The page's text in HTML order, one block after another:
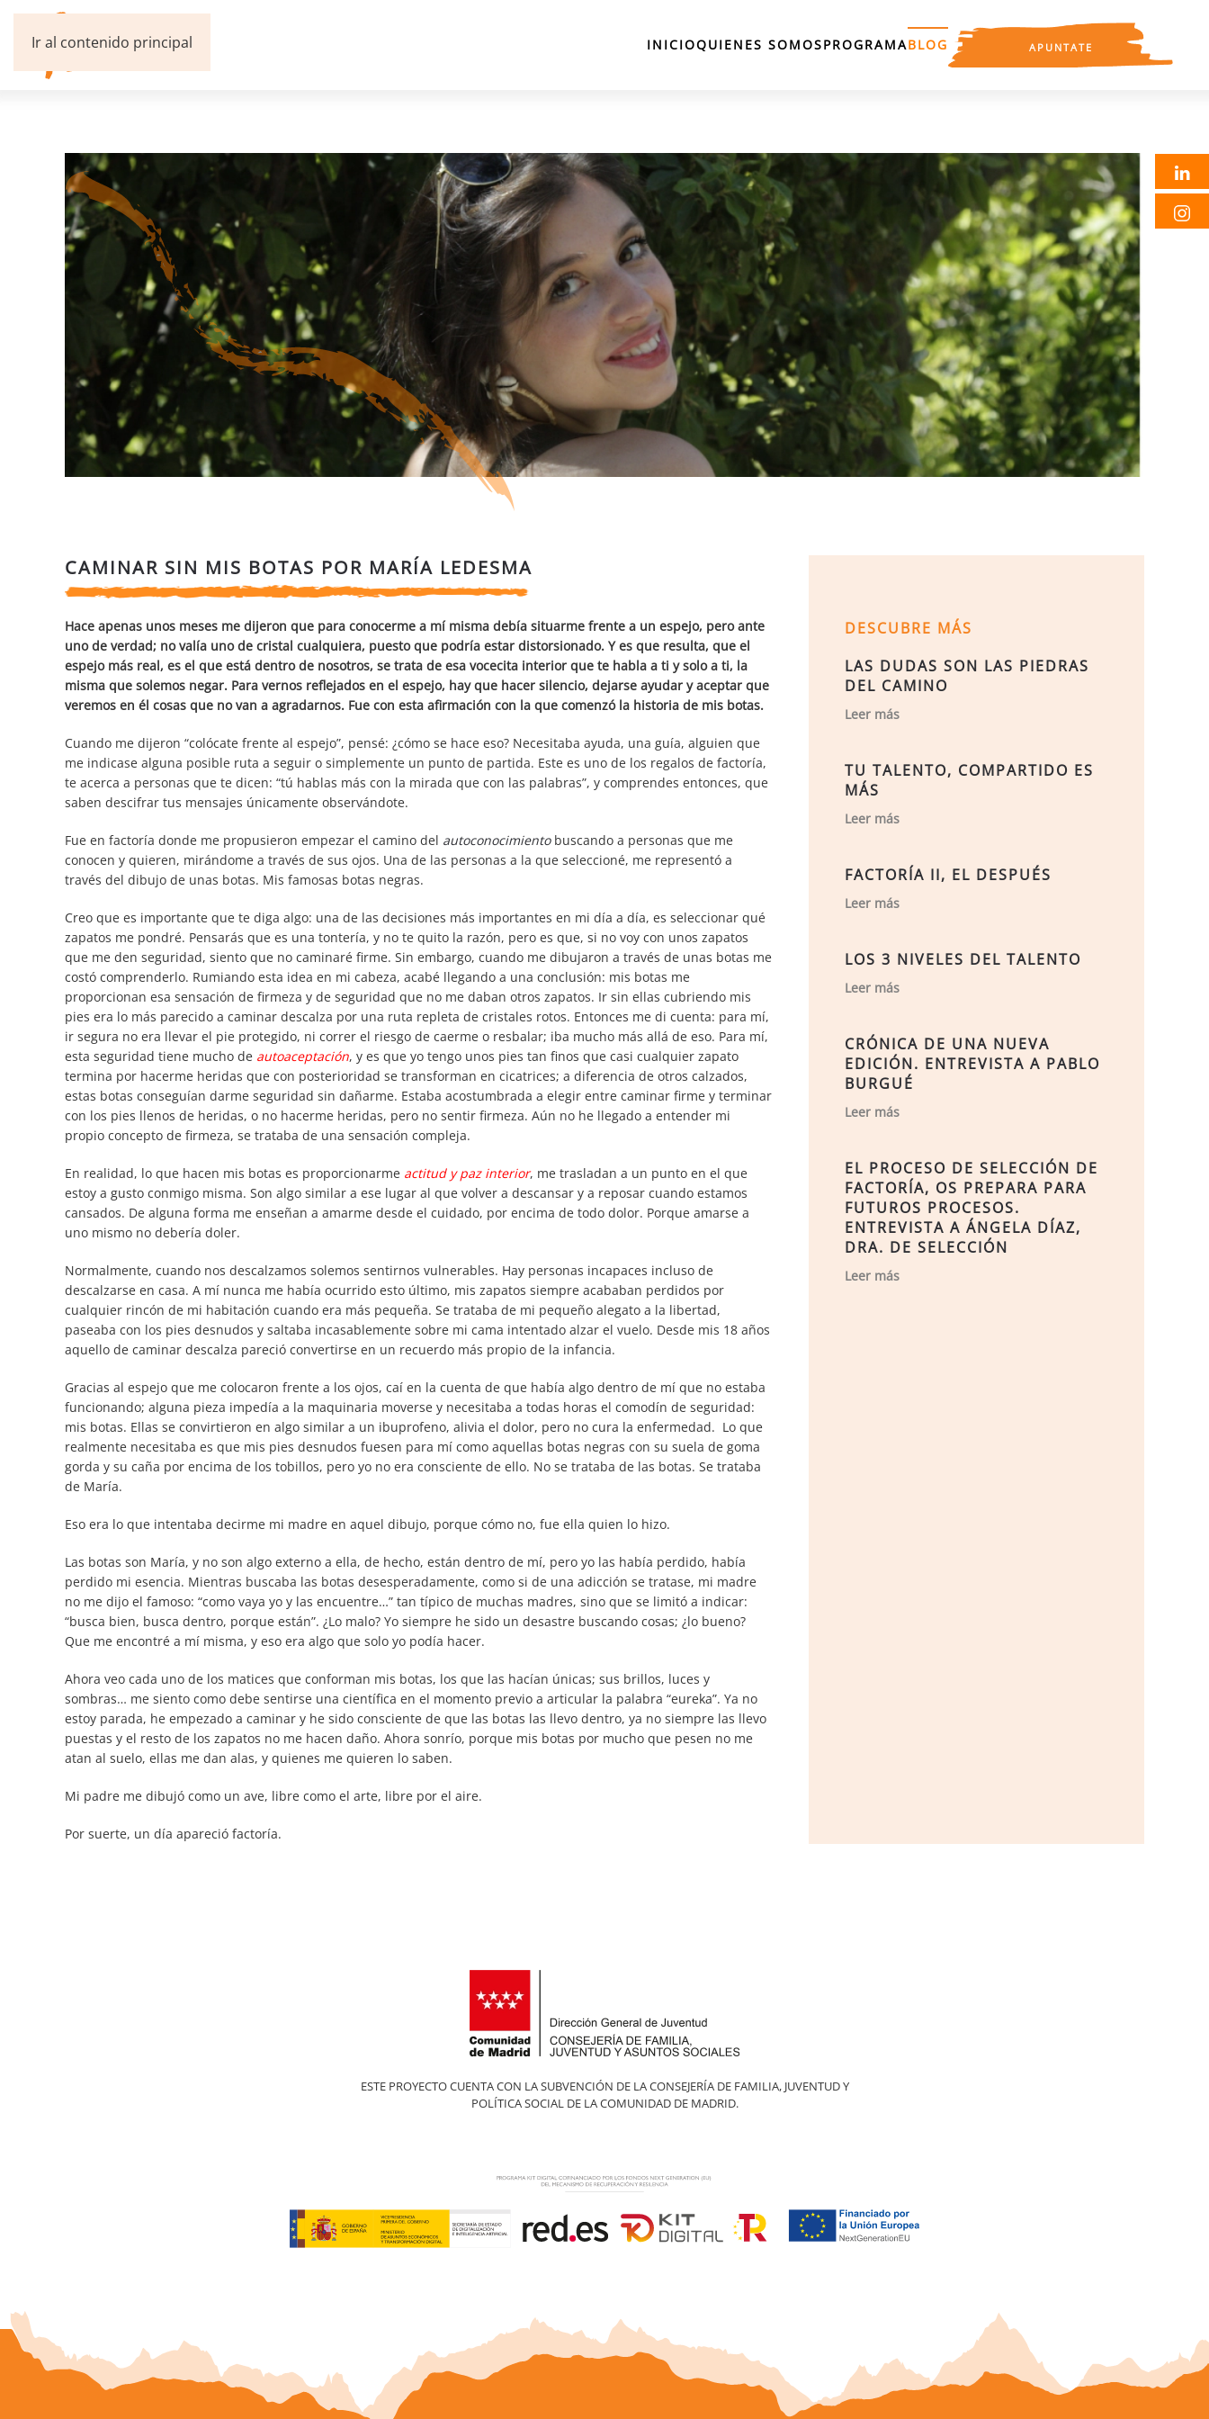
Ir al contenido principal INICIOQUIENES SOMOSPROGRAMABLOG APUNTATE
CAMINAR SIN MIS BOTAS POR MARÍA LEDESMA
Hace apenas unos meses me dijeron que para conocerme a mí misma debía situarme frente a un espejo, pero ante
uno de verdad; no valía uno de cristal cualquiera, puesto que podría estar distorsionado. Y es que resulta, que el
espejo más real, es el que está dentro de nosotros, se trata de esa vocecita interior que te habla a ti y solo a ti, la
misma que solemos negar. Para vernos reflejados en el espejo, hay que hacer silencio, dejarse ayudar y aceptar que
veremos en él cosas que no van a agradarnos. Fue con esta afirmación con la que comenzó la historia de mis botas.
Cuando me dijeron “colócate frente al espejo”, pensé: ¿cómo se hace eso? Necesitaba ayuda, una guía, alguien que
me indicase alguna posible ruta a seguir o simplemente un punto de partida. Este es uno de los regalos de factoría,
te acerca a personas que te dicen: “tú hablas más con la mirada que con las palabras”, y comprendes entonces, que
saben descifrar tus mensajes únicamente observándote.
Fue en factoría donde me propusieron empezar el camino del autoconocimientobuscando a personas que me
conocen y quieren, mirándome a través de sus ojos. Una de las personas a la que seleccioné, me representó a
través del dibujo de unas botas. Mis famosas botas negras.
Creo que es importante que te diga algo: una de las decisiones más importantes en mi día a día, es seleccionar qué
zapatos me pondré. Pensarás que es una tontería, y no te quito la razón, pero es que, si no voy con unos zapatos
que me den seguridad, siento que no caminaré firme. Sin embargo, cuando me dibujaron a través de unas botas me
costó comprenderlo. Rumiando esta idea en mi cabeza, acabé llegando a una conclusión: mis botas me
proporcionan esa sensación de firmeza y de seguridad que no me daban otros zapatos. Ir sin ellas cubriendo mis
pies era lo más parecido a caminar descalza por una ruta repleta de cristales rotos. Entonces me di cuenta: para mí,
ir segura no era llevar el pie protegido, ni correr el riesgo de caerme o resbalar; iba mucho más allá de eso. Para mí,
esta seguridad tiene mucho de autoaceptación, y es que yo tengo unos pies tan finos que casi cualquier zapato
termina por hacerme heridas que con posterioridad se transforman en cicatrices; a diferencia de otros calzados,
estas botas conseguían darme seguridad sin dañarme. Estaba acostumbrada a elegir entre caminar firme y terminar
con los pies llenos de heridas, o no hacerme heridas, pero no sentir firmeza. Aún no he llegado a entender mi
propio concepto de firmeza, se trataba de una sensación compleja.
En realidad, lo que hacen mis botas es proporcionarme actitud y paz interior, me trasladan a un punto en el que
estoy a gusto conmigo misma. Son algo similar a ese lugar al que volver a descansar y a reposar cuando estamos
cansados. De alguna forma me enseñan a amarme desde el cuidado, por encima de todo dolor. Porque amarse a
uno mismo no debería doler.
Normalmente, cuando nos descalzamos solemos sentirnos vulnerables. Hay personas incapaces incluso de
descalzarse en casa. A mí nunca me había ocurrido esto último, mis zapatos siempre acababan perdidos por
cualquier rincón de mi habitación cuando era más pequeña. Se trataba de mi pequeño alegato a la libertad,
paseaba con los pies desnudos y saltaba incasablemente sobre mi cama intentado alzar el vuelo. Desde mis 18 años
aquello de caminar descalza pareció convertirse en un recuerdo más propio de la infancia.
Gracias al espejo que me colocaron frente a los ojos, caí en la cuenta de que había algo dentro de mí que no estaba
funcionando; alguna pieza impedía a la maquinaria moverse y necesitaba a todas horas el comodín de seguridad:
mis botas. Ellas se convirtieron en algo similar a un ibuprofeno, alivia el dolor, pero no cura la enfermedad. Lo que
realmente necesitaba es que mis pies desnudos fuesen para mí como aquellas botas negras con su suela de goma
gorda y su caña por encima de los tobillos, pero yo no era consciente de ello. No se trataba de las botas. Se trataba
de María.
Eso era lo que intentaba decirme mi madre en aquel dibujo, porque cómo no, fue ella quien lo hizo.
Las botas son María, y no son algo externo a ella, de hecho, están dentro de mí, pero yo las había perdido, había
perdido mi esencia. Mientras buscaba las botas desesperadamente, como si de una adicción se tratase, mi madre
no me dijo el famoso: “como vaya yo y las encuentre…” tan típico de muchas madres, sino que se limitó a indicar:
“busca bien, busca dentro, porque están”. ¿Lo malo? Yo siempre he sido un desastre buscando cosas; ¿lo bueno?
Que me encontré a mí misma, y eso era algo que solo yo podía hacer.
Ahora veo cada uno de los matices que conforman mis botas, los que las hacían únicas; sus brillos, luces y
sombras… me siento como debe sentirse una científica en el momento previo a articular la palabra “eureka”. Ya no
estoy parada, he empezado a caminar y he sido consciente de que las botas las llevo dentro, ya no siempre las llevo
puestas y el resto de los zapatos no me hacen daño. Ahora sonrío, porque mis botas por mucho que pesen no me
atan al suelo, ellas me dan alas, y quienes me quieren lo saben.
Mi padre me dibujó como un ave, libre como el arte, libre por el aire.
Por suerte, un día apareció factoría.
DESCUBRE MÁS
LAS DUDAS SON LAS PIEDRAS
DEL CAMINO
Leer más
TU TALENTO, COMPARTIDO ES
MÁS
Leer más
FACTORÍA II, EL DESPUÉS
Leer más
LOS 3 NIVELES DEL TALENTO
Leer más
CRÓNICA DE UNA NUEVA
EDICIÓN. ENTREVISTA A PABLO
BURGUÉ
Leer más
EL PROCESO DE SELECCIÓN DE
FACTORÍA, OS PREPARA PARA
FUTUROS PROCESOS.
ENTREVISTA A ÁNGELA DÍAZ,
DRA. DE SELECCIÓN
Leer más
ESTE PROYECTO CUENTA CON LA SUBVENCIÓN DE LA CONSEJERÍA DE FAMILIA, JUVENTUD Y
POLÍTICA SOCIAL DE LA COMUNIDAD DE MADRID.